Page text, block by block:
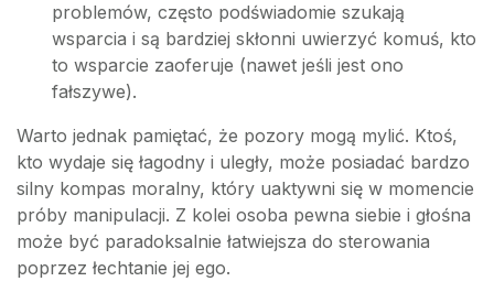
problemów, często podświadomie szukają
wsparcia i są bardziej skłonni uwierzyć komuś, kto
to wsparcie zaoferuje (nawet jeśli jest ono
fałszywe).
Warto jednak pamiętać, że pozory mogą mylić. Ktoś,
kto wydaje się łagodny i uległy, może posiadać bardzo
silny kompas moralny, który uaktywni się w momencie
próby manipulacji. Z kolei osoba pewna siebie i głośna
może być paradoksalnie łatwiejsza do sterowania
poprzez łechtanie jej ego.